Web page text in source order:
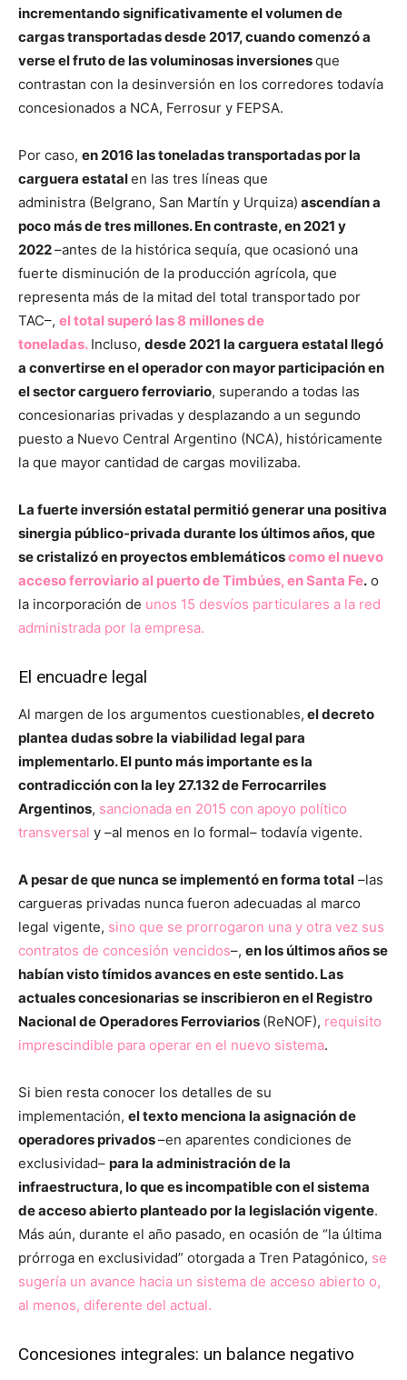
incrementando significativamente el volumen de
cargas transportadas desde 2017, cuando comenzó a
verse el fruto de las voluminosas inversionesque
contrastan con la desinversión en los corredores todavía
concesionados a NCA, Ferrosur y FEPSA.
Por caso, en 2016 las toneladas transportadas por la
carguera estatalen las tres líneas que
administra (Belgrano, San Martín y Urquiza) ascendían a
poco más de tres millones. En contraste, en 2021 y
2022–antes de la histórica sequía, que ocasionó una
fuerte disminución de la producción agrícola, que
representa más de la mitad del total transportado por
TAC–, el total superó las 8 millones de
toneladas. Incluso, desde 2021 la carguera estatal llegó
a convertirse en el operador con mayor participación en
el sector carguero ferroviario, superando a todas las
concesionarias privadas y desplazando a un segundo
puesto a Nuevo Central Argentino (NCA), históricamente
la que mayor cantidad de cargas movilizaba.
La fuerte inversión estatal permitió generar una positiva
sinergia público-privada durante los últimos años, que
se cristalizó en proyectos emblemáticoscomo el nuevo
acceso ferroviario al puerto de Timbúes, en Santa Fe. o
la incorporación de unos 15 desvíos particulares a la red
administrada por la empresa.
El encuadre legal
Al margen de los argumentos cuestionables, el decreto
plantea dudas sobre la viabilidad legal para
implementarlo. El punto más importante es la
contradicción con la ley 27.132 de Ferrocarriles
Argentinos, sancionada en 2015 con apoyo político
transversal y –al menos en lo formal– todavía vigente.
A pesar de que nunca se implementó en forma total –las
cargueras privadas nunca fueron adecuadas al marco
legal vigente, sino que se prorrogaron una y otra vez sus
contratos de concesión vencidos–, en los últimos años se
habían visto tímidos avances en este sentido. Las
actuales concesionarias se inscribieron en el Registro
Nacional de Operadores Ferroviarios (ReNOF), requisito
imprescindible para operar en el nuevo sistema.
Si bien resta conocer los detalles de su
implementación, el texto menciona la asignación de
operadores privados–en aparentes condiciones de
exclusividad– para la administración de la
infraestructura, lo que es incompatible con el sistema
de acceso abierto planteado por la legislación vigente.
Más aún, durante el año pasado, en ocasión de “la última
prórroga en exclusividad” otorgada a Tren Patagónico, se
sugería un avance hacia un sistema de acceso abierto o,
al menos, diferente del actual.
Concesiones integrales: un balance negativo